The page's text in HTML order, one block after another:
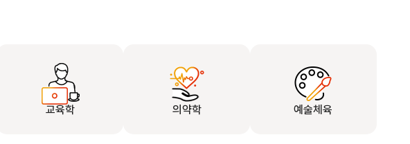
교육학 의약학 예술체육